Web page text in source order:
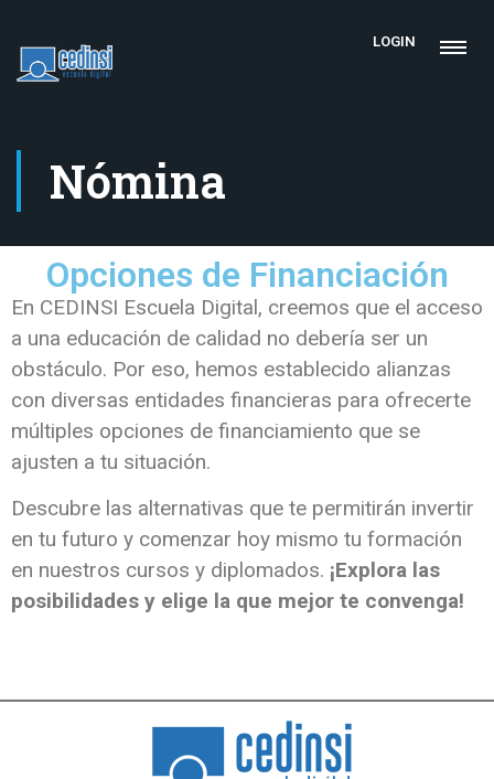
LOGIN
Nómina
Opciones de Financiación
En CEDINSI Escuela Digital, creemos que el acceso
a una educación de calidad no debería ser un
obstáculo. Por eso, hemos establecido alianzas
con diversas entidades financieras para ofrecerte
múltiples opciones de financiamiento que se
ajusten a tu situación.
Descubre las alternativas que te permitirán invertir
en tu futuro y comenzar hoy mismo tu formación
en nuestros cursos y diplomados. ¡Explora las
posibilidades y elige la que mejor te convenga!